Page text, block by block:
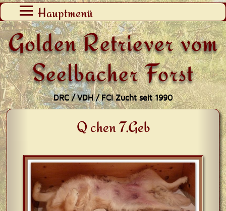
Golden Retriever vom
Seelbacher Forst
DRC / VDH / FCI Zucht seit 1990
Hauptmenü
Zum
Inhalt
springen
Q chen 7.Geb